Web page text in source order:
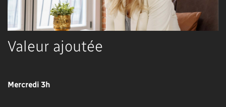
Valeur ajoutée
Mercredi 3h